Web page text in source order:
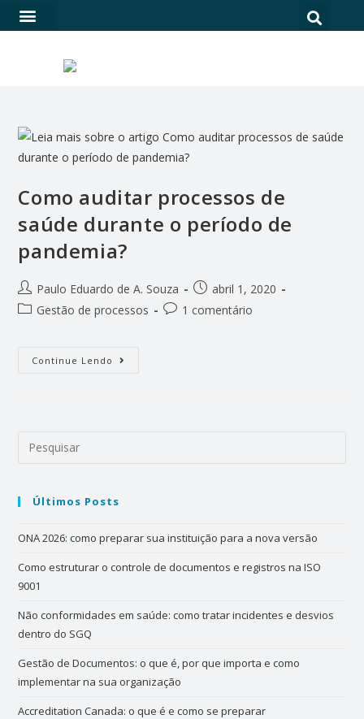
Como auditar processos de
saúde durante o período de
pandemia?
Paulo Eduardo de A. Souza
abril 1, 2020
Gestão de processos
1 comentário
Continue Lendo
Últimos Posts
ONA 2026: como preparar sua instituição para a nova versão
Como estruturar o controle de documentos e registros na ISO
9001
Não conformidades em saúde: como tratar incidentes e desvios
dentro do SGQ
Gestão de Documentos: o que é, por que importa e como
implementar na sua organização
Accreditation Canada: o que é e como se preparar